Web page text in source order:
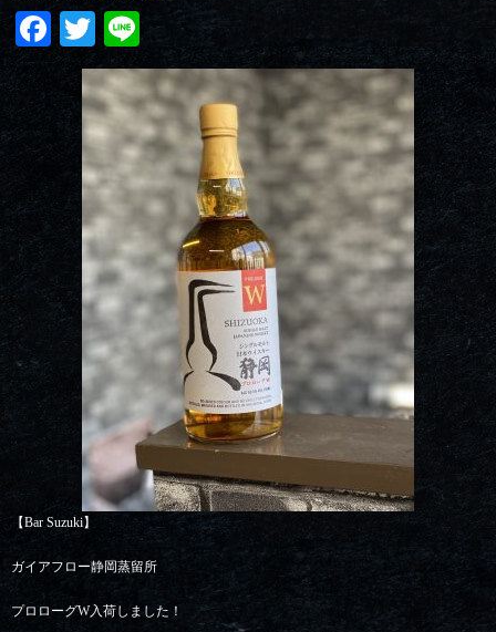
Facebook
Twitter
Line
【Bar Suzuki】
ガイアフロー静岡蒸留所
プロローグW入荷しました！